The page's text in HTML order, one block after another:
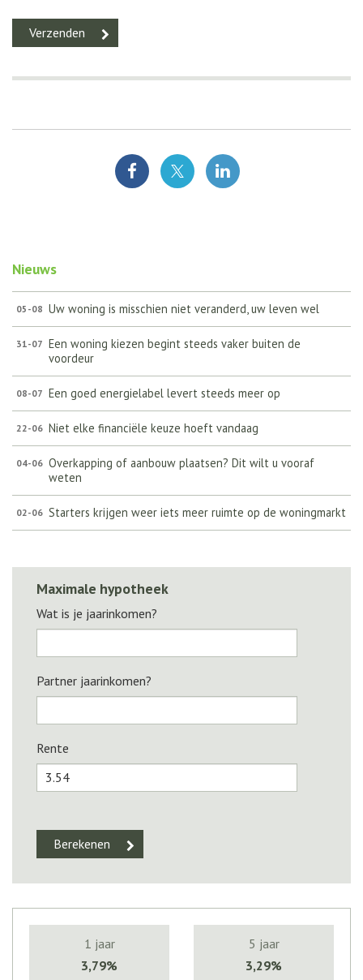
Nieuws
05-08 Uw woning is misschien niet veranderd, uw leven wel
31-07 Een woning kiezen begint steeds vaker buiten de
voordeur
08-07 Een goed energielabel levert steeds meer op
22-06 Niet elke financiële keuze hoeft vandaag
04-06 Overkapping of aanbouw plaatsen? Dit wilt u vooraf
weten
02-06 Starters krijgen weer iets meer ruimte op de woningmarkt
Maximale hypotheek
Wat is je jaarinkomen?
Partner jaarinkomen?
Rente
1 jaar
3,79%
5 jaar
3,29%